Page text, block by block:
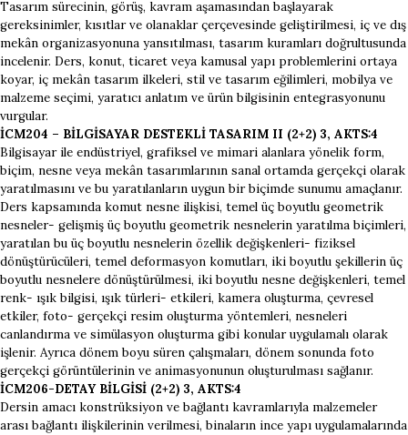
Tasarım sürecinin, görüş, kavram aşamasından başlayarak
gereksinimler, kısıtlar ve olanaklar çerçevesinde geliştirilmesi, iç ve dış
mekân organizasyonuna yansıtılması, tasarım kuramları doğrultusunda
incelenir. Ders, konut, ticaret veya kamusal yapı problemlerini ortaya
koyar, iç mekân tasarım ilkeleri, stil ve tasarım eğilimleri, mobilya ve
malzeme seçimi, yaratıcı anlatım ve ürün bilgisinin entegrasyonunu
vurgular.
İCM204 – BİLGİSAYAR DESTEKLİ TASARIM II (2+2) 3, AKTS:4
Bilgisayar ile endüstriyel, grafiksel ve mimari alanlara yönelik form,
biçim, nesne veya mekân tasarımlarının sanal ortamda gerçekçi olarak
yaratılmasını ve bu yaratılanların uygun bir biçimde sunumu amaçlanır.
Ders kapsamında komut nesne ilişkisi, temel üç boyutlu geometrik
nesneler- gelişmiş üç boyutlu geometrik nesnelerin yaratılma biçimleri,
yaratılan bu üç boyutlu nesnelerin özellik değişkenleri- fiziksel
dönüştürücüleri, temel deformasyon komutları, iki boyutlu şekillerin üç
boyutlu nesnelere dönüştürülmesi, iki boyutlu nesne değişkenleri, temel
renk- ışık bilgisi, ışık türleri- etkileri, kamera oluşturma, çevresel
etkiler, foto- gerçekçi resim oluşturma yöntemleri, nesneleri
canlandırma ve simülasyon oluşturma gibi konular uygulamalı olarak
işlenir. Ayrıca dönem boyu süren çalışmaları, dönem sonunda foto
gerçekçi görüntülerinin ve animasyonunun oluşturulması sağlanır.
İCM206-DETAY BİLGİSİ (2+2) 3, AKTS:4
Dersin amacı konstrüksiyon ve bağlantı kavramlarıyla malzemeler
arası bağlantı ilişkilerinin verilmesi, binaların ince yapı uygulamalarında